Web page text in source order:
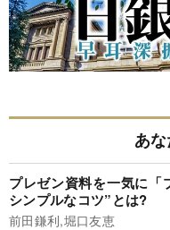
あ
プレゼン資料を一気に「
シンプルなコツ”とは?
前田鎌利,堀口友恵